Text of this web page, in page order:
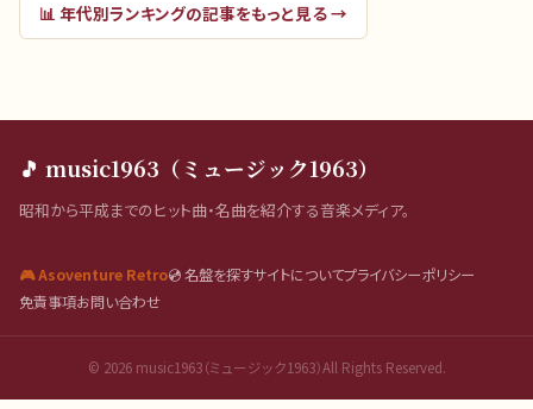
📊 年代別ランキングの記事をもっと見る →
🎵 music1963（ミュージック1963）
昭和から平成までのヒット曲・名曲を紹介する音楽メディア。
🎮 Asoventure Retro💿 名盤を探すサイトについてプライバシーポリシー
免責事項お問い合わせ
© 2026music1963（ミュージック1963）All Rights Reserved.